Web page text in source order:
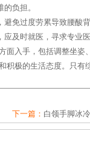
负担。
避免过度劳累导致腰酸
及时就医，寻求专业
面入手，包括调整坐姿
积极的生活态度。只有
下一篇： 白领手脚冰